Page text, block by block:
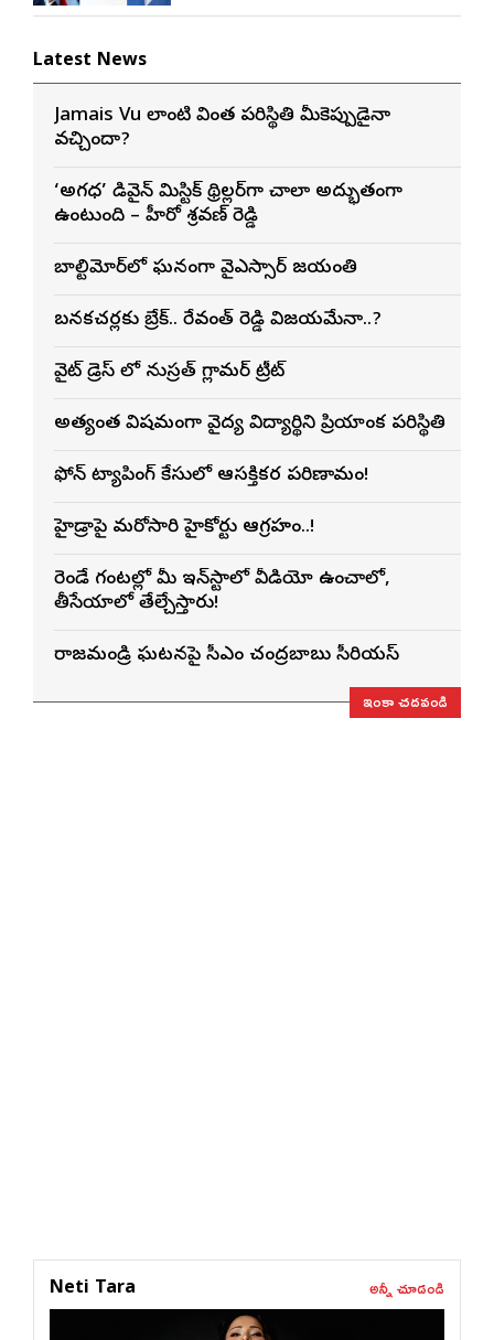
Latest News
Jamais Vu లాంటి వింత పరిస్థితి మీకెప్పుడైనా
వచ్చిందా?
‘అగధ’ డివైన్ మిస్టిక్ థ్రిల్లర్‌గా చాలా అద్భుతంగా
ఉంటుంది – హీరో శ్రవణ్ రెడ్డి
బాల్టిమోర్‌లో ఘనంగా వైఎస్సార్‌ జయంతి
బనకచర్లకు బ్రేక్.. రేవంత్ రెడ్డి విజయమేనా..?
వైట్ డ్రెస్ లో నుస్ర‌త్ గ్లామ‌ర్ ట్రీట్
అత్యంత విషమంగా వైద్య విద్యార్థిని ప్రియాంక పరిస్థితి
ఫోన్ ట్యాపింగ్ కేసులో ఆసక్తికర పరిణామం!
హైడ్రాపై మరోసారి హైకోర్టు ఆగ్రహం..!
రెండే గంటల్లో మీ ఇన్‌స్టాలో వీడియో ఉంచాలో,
తీసేయాలో తేల్చేస్తారు!
రాజమండ్రి ఘటనపై సీఎం చంద్రబాబు సీరియస్
ఇంకా చదవండి
Neti Tara అన్నీ చూడండి